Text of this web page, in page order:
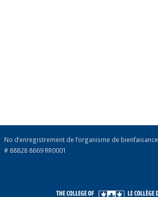
No d’enregistrement de l’organisme de bienfaisance
# 88828 8669 RR0001